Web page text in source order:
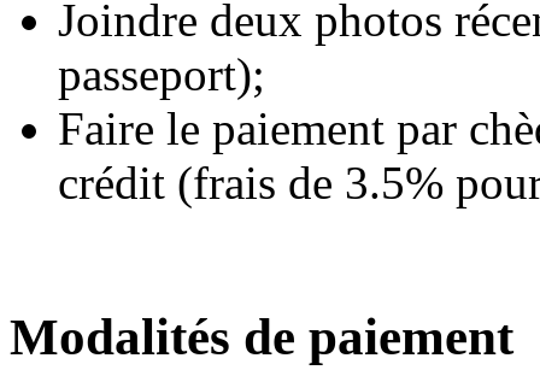
Joindre deux photos
passeport);
Faire le paiement par
crédit (frais de 3.5%
Modalités de paiement